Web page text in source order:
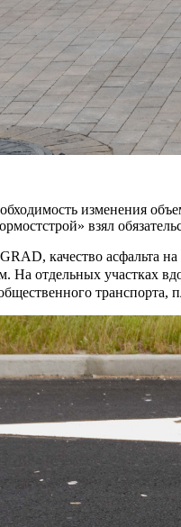
изменения
взял
качество асфальта
На отдельных участках
транспорта,